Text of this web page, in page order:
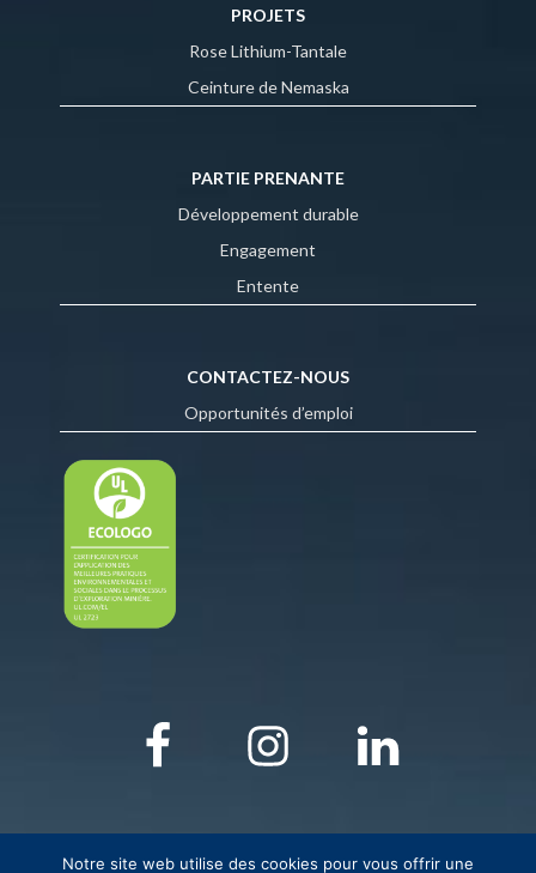
PROJETS
Rose Lithium-Tantale
Ceinture de Nemaska
PARTIE PRENANTE
Développement durable
Engagement
Entente
CONTACTEZ-NOUS
Opportunités d’emploi
Notre site web utilise des cookies pour vous offrir une